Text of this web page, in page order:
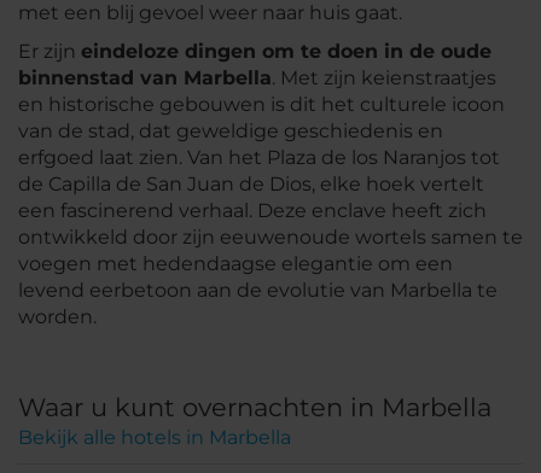
met een blij gevoel weer naar huis gaat.
Er zijn eindeloze dingen om te doen in de oude
binnenstad van Marbella. Met zijn keienstraatjes
en historische gebouwen is dit het culturele icoon
van de stad, dat geweldige geschiedenis en
erfgoed laat zien. Van het Plaza de los Naranjos tot
de Capilla de San Juan de Dios, elke hoek vertelt
een fascinerend verhaal. Deze enclave heeft zich
ontwikkeld door zijn eeuwenoude wortels samen te
voegen met hedendaagse elegantie om een
levend eerbetoon aan de evolutie van Marbella te
worden.
Waar u kunt overnachten in Marbella
Bekijk alle hotels in Marbella